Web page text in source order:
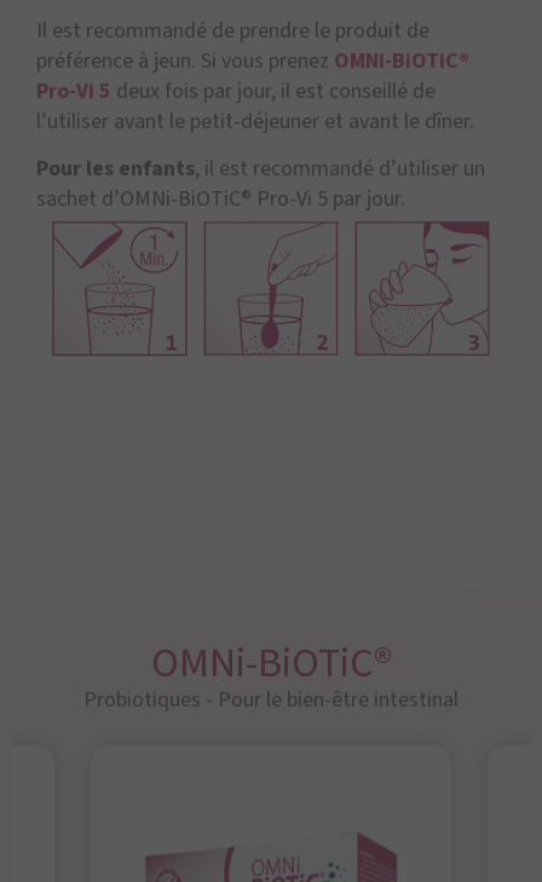
Il est recommandé de prendre le produit de
préférence à jeun. Si vous prenez OMNi-BiOTiC®
Pro-Vi 5 deux fois par jour, il est conseillé de
l’utiliser avant le petit-déjeuner et avant le dîner.
Pour les enfants, il est recommandé d’utiliser un
sachet d’OMNi-BiOTiC® Pro-Vi 5 par jour.
OMNi-BiOTiC®
Probiotiques - Pour le bien-être intestinal